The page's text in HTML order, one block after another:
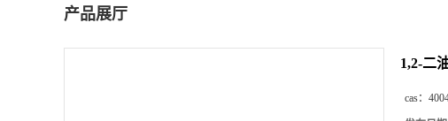
产品展厅
1,2-二
cas：